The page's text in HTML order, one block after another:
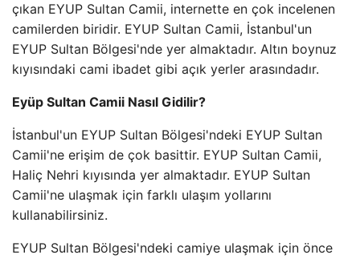
çıkan EYUP Sultan Camii, internette en çok incelenen
camilerden biridir. EYUP Sultan Camii, İstanbul'un
EYUP Sultan Bölgesi'nde yer almaktadır. Altın boynuz
kıyısındaki cami ibadet gibi açık yerler arasındadır.
Eyüp Sultan Camii Nasıl Gidilir?
İstanbul'un EYUP Sultan Bölgesi'ndeki EYUP Sultan
Camii'ne erişim de çok basittir. EYUP Sultan Camii,
Haliç Nehri kıyısında yer almaktadır. EYUP Sultan
Camii'ne ulaşmak için farklı ulaşım yollarını
kullanabilirsiniz.
EYUP Sultan Bölgesi'ndeki camiye ulaşmak için önce